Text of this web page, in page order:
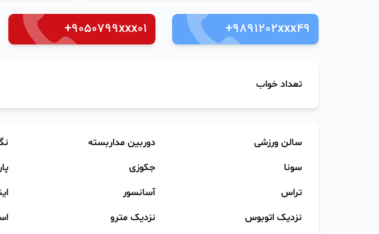
+9891202xxx49
+9050799xxx01
تعداد خواب
سالن ورزشی دوربین مداربسته
سونا
جکوزی
تراس
آسانسور
نزدیک اتوبوس
نزدیک مترو